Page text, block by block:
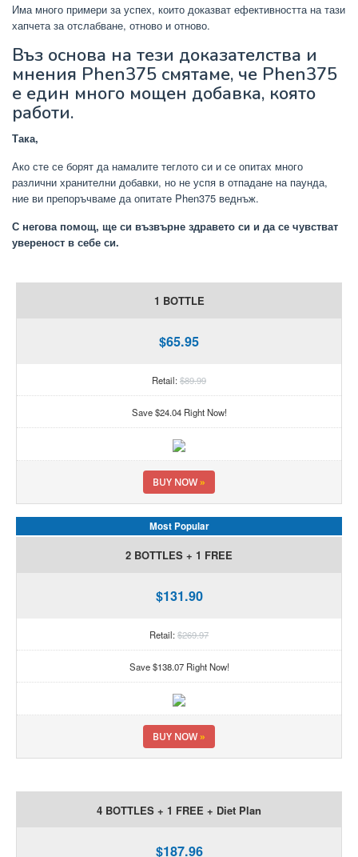
Има много примери за успех, които доказват ефективността на тази
хапчета за отслабване, отново и отново.
Въз основа на тези доказателства и
мнения Phen375 смятаме, че Phen375
е един много мощен добавка, която
работи.
Така,
Ако сте се борят да намалите теглото си и се опитах много
различни хранителни добавки, но не успя в отпадане на паунда,
ние ви препоръчваме да опитате Phen375 веднъж.
С негова помощ, ще си възвърне здравето си и да се чувстват
увереност в себе си.
1 BOTTLE
$65.95
Retail:$89.99
Save $24.04 Right Now!
BUY NOW»
Most Popular
2 BOTTLES + 1 FREE
$131.90
Retail:$269.97
Save $138.07 Right Now!
BUY NOW»
4 BOTTLES + 1 FREE + Diet Plan
$187.96